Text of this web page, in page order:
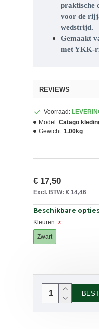
praktische
voor de
wedstrijd.
Gemaakt
met YKK-
REVIEWS
Voorraad:
Model: Catago
Gewicht: 1.00kg
€ 17,50
Excl. BTW: € 14,46
Beschikbare
Kleuren.
Zwart